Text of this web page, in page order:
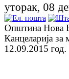
уторак, 08
Општина Нова
Канцеларија за
12.09.2015 год.